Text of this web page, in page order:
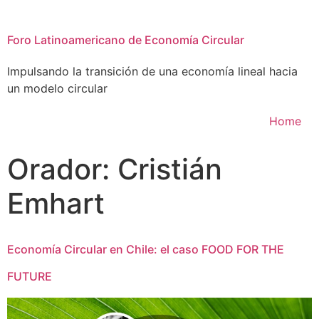
Foro Latinoamericano de Economía Circular
Impulsando la transición de una economía lineal hacia
un modelo circular
Home
Orador: Cristián
Emhart
Economía Circular en Chile: el caso FOOD FOR THE
FUTURE